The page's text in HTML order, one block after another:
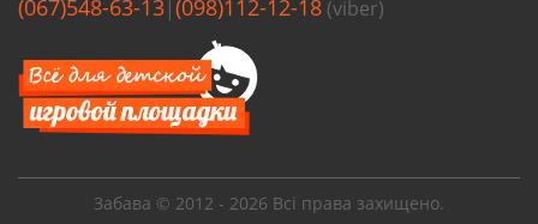
(067)548-63-13|(098)112-12-18 (viber)
Забава © 2012 - 2026 Всі права захищено.